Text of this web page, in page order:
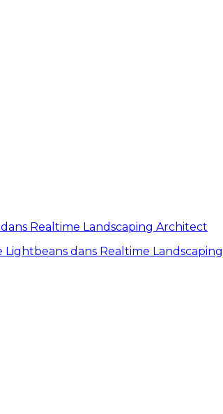
Realtime Landscaping Architect
dans Realtime